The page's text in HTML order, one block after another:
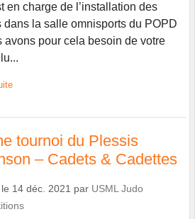
en charge de l’installation des
dans la salle omnisports du POPD
avons pour cela besoin de votre
tournoi du Plessis
– Cadets & Cadettes
14 déc. 2021 par USML Judo